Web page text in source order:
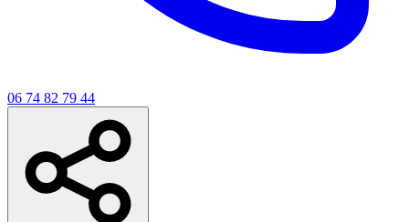
06 74 82 79 44